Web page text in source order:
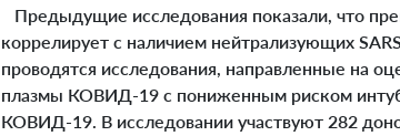
Предыдущие исследования показали, что
коррелирует с наличием нейтрализующих
проводятся исследования, направленные на
плазмы КОВИД-19 с пониженным риском
КОВИД-19. В исследовании участвуют 282